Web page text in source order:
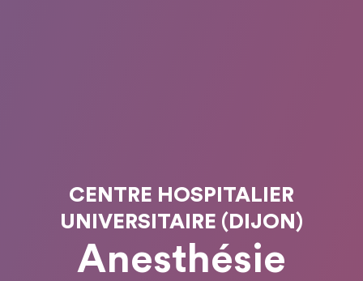
CENTRE HOSPITALIER
UNIVERSITAIRE (DIJON)
Anesthésie